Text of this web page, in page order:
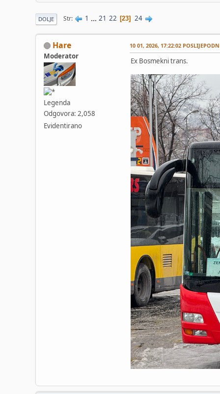
DOLJE Str 1 ... 21 22 23 24
Hare
Moderator
Legenda
Odgovora: 2,058
Evidentirano
10 01, 2026, 17:22:02
Ex Bosmekni trans.